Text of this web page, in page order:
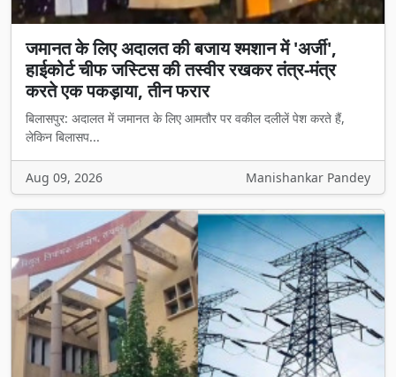
जमानत के लिए अदालत की बजाय श्मशान में 'अर्जी',
हाईकोर्ट चीफ जस्टिस की तस्वीर रखकर तंत्र-मंत्र
करते एक पकड़ाया, तीन फरार
बिलासपुर: अदालत में जमानत के लिए आमतौर पर वकील दलीलें पेश करते हैं,
लेकिन बिलासप...
Aug 09, 2026 Manishankar Pandey